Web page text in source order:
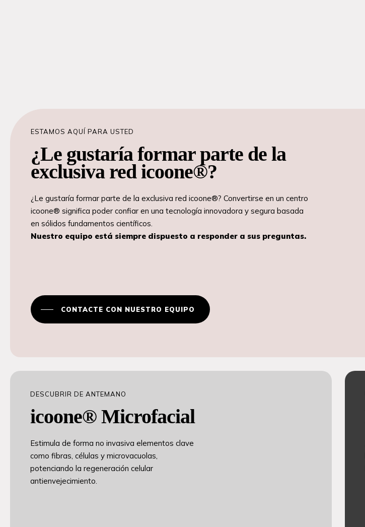
ESTAMOS AQUÍ PARA USTED
¿Le gustaría formar parte de la
exclusiva red icoone®?
¿Le gustaría formar parte de la exclusiva red icoone®? Convertirse en un centro
icoone® significa poder confiar en una tecnología innovadora y segura basada
en sólidos fundamentos científicos.
Nuestro equipo está siempre dispuesto a responder a sus preguntas.
CONTACTE CON NUESTRO EQUIPO
DESCUBRIR DE ANTEMANO
icoone® Microfacial
Estimula de forma no invasiva elementos clave
como fibras, células y microvacuolas,
potenciando la regeneración celular
antienvejecimiento.